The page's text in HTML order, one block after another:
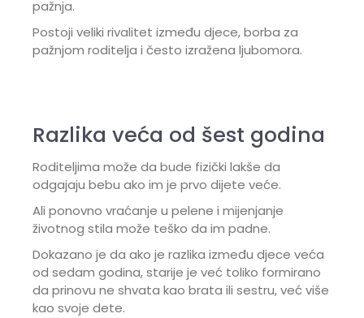
pažnja.
Postoji veliki rivalitet između djece, borba za
pažnjom roditelja i često izražena ljubomora.
Razlika veća od šest godina
Roditeljima može da bude fizički lakše da
odgajaju bebu ako im je prvo dijete veće.
Ali ponovno vraćanje u pelene i mijenjanje
životnog stila može teško da im padne.
Dokazano je da ako je razlika između djece veća
od sedam godina, starije je već toliko formirano
da prinovu ne shvata kao brata ili sestru, već više
kao svoje dete.